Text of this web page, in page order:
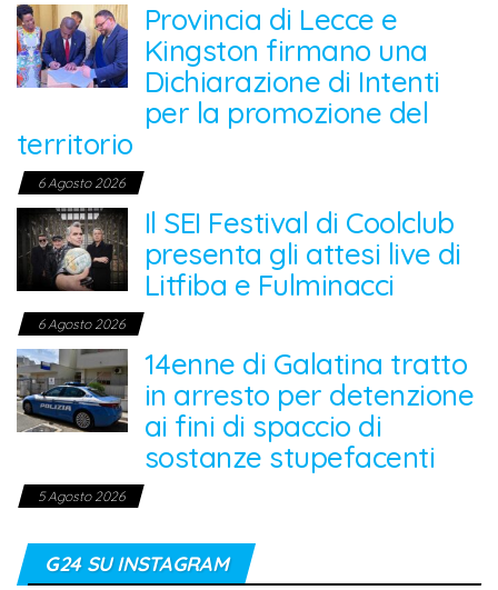
Provincia di Lecce e
Kingston firmano una
Dichiarazione di Intenti
per la promozione del
territorio
6 Agosto 2026
Il SEI Festival di Coolclub
presenta gli attesi live di
Litfiba e Fulminacci
6 Agosto 2026
14enne di Galatina tratto
in arresto per detenzione
ai fini di spaccio di
sostanze stupefacenti
5 Agosto 2026
G24 SU INSTAGRAM